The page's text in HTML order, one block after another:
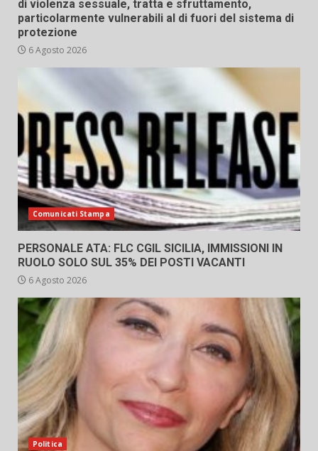
di violenza sessuale, tratta e sfruttamento,
particolarmente vulnerabili al di fuori del sistema di
protezione
6 Agosto 2026
Comunicati Stampa
PERSONALE ATA: FLC CGIL SICILIA, IMMISSIONI IN
RUOLO SOLO SUL 35% DEI POSTI VACANTI
6 Agosto 2026
Politica